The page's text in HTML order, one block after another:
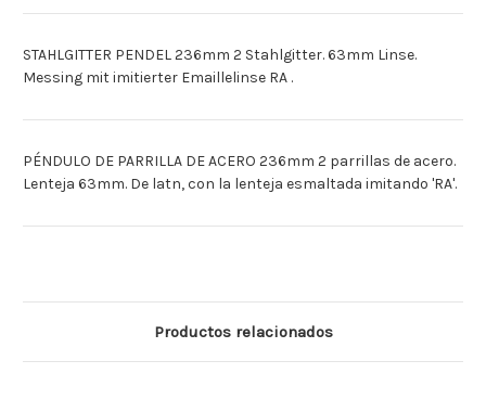
STAHLGITTER PENDEL 236mm 2 Stahlgitter. 63mm Linse.
Messing mit imitierter Emaillelinse RA .
PÉNDULO DE PARRILLA DE ACERO 236mm 2 parrillas de acero.
Lenteja 63mm. De latn, con la lenteja esmaltada imitando 'RA'.
Productos relacionados